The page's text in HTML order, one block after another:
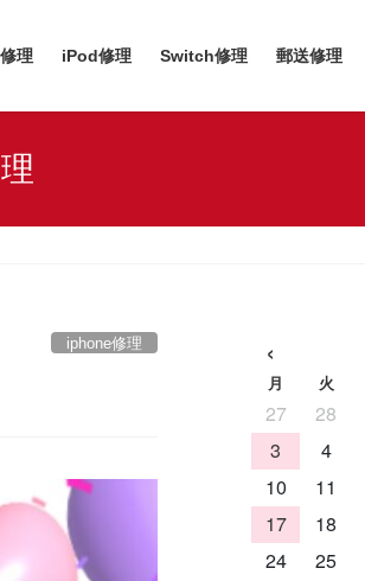
理 iPod修理 Switch修理 郵送修理
iphone修理 ‹
月 火
27 28
3
4
10
11
17
18
24
25